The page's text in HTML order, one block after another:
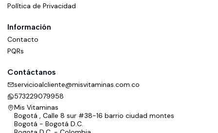
Política de Privacidad
Información
Contacto
PQRs
Contáctanos
servicioalcliente@misvitaminas.com.co
573229079958
Mis Vitaminas
Bogotá , Calle 8 sur #38-16 barrio ciudad montes
Bogotá - Bogotá D.C.